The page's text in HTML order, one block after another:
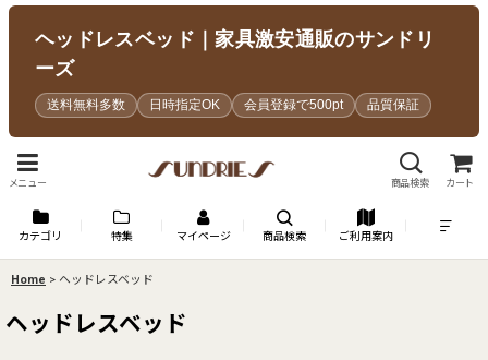
ヘッドレスベッド｜家具激安通販のサンドリ
ーズ
送料無料多数 日時指定OK 会員登録で500pt 品質保証
メニュー 商品検索 カート
カテゴリ 特集 マイページ 商品検索 ご利用案内
Home > ヘッドレスベッド
ヘッドレスベッド